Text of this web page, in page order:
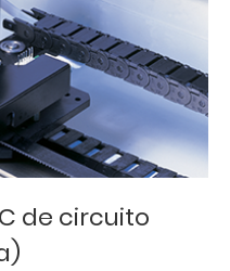
de circuito